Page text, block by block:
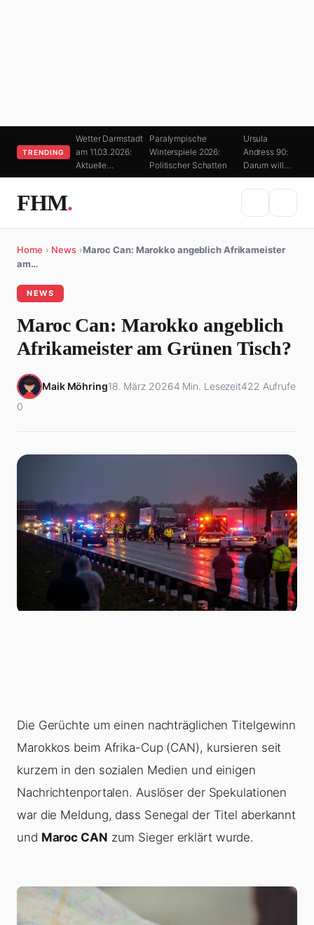
TRENDING
Wetter Darmstadt
am 11.03.2026:
Aktuelle…
Paralympische
Winterspiele 2026:
Politischer Schatten
Ursula
Andress 90:
Darum will…
FHM.
Home › News ›Maroc Can: Marokko angeblich Afrikameister
am…
NEWS
Maroc Can: Marokko angeblich
Afrikameister am Grünen Tisch?
Maik Möhring18. März 20264 Min. Lesezeit422 Aufrufe
0
Die Gerüchte um einen nachträglichen Titelgewinn
Marokkos beim Afrika-Cup (CAN), kursieren seit
kurzem in den sozialen Medien und einigen
Nachrichtenportalen. Auslöser der Spekulationen
war die Meldung, dass Senegal der Titel aberkannt
und Maroc CAN zum Sieger erklärt wurde.